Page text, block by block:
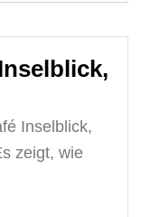
Inselblick,
zeigt, wie